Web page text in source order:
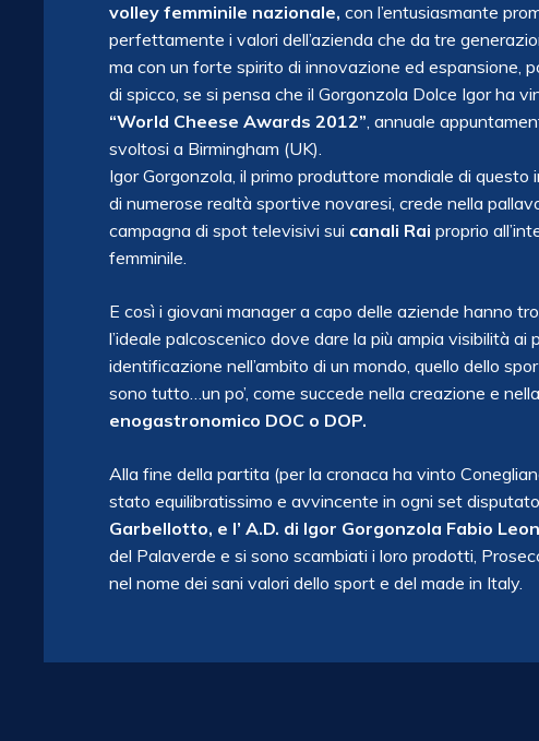
volley femminile nazionale, con l’entusiasmante
perfettamente i valori dell’azienda che da tre
ma con un forte spirito di innovazione ed espansione,
di spicco, se si pensa che il Gorgonzola Dolce Igor ha
“World Cheese Awards 2012”, annuale
svoltosi a Birmingham (UK).
Igor Gorgonzola, il primo produttore mondiale di
di numerose realtà sportive novaresi, crede nella
campagna di spot televisivi sui canali Rai proprio
femminile.
E così i giovani manager a capo delle aziende hanno
l’ideale palcoscenico dove dare la più ampia visibilità
identificazione nell’ambito di un mondo, quello dello
sono tutto…un po’, come succede nella creazione e
enogastronomico DOC o DOP.
Alla fine della partita (per la cronaca ha vinto
stato equilibratissimo e avvincente in ogni set
Garbellotto, e l’ A.D. di Igor Gorgonzola Fabio
del Palaverde e si sono scambiati i loro prodotti,
nel nome dei sani valori dello sport e del made in Italy.